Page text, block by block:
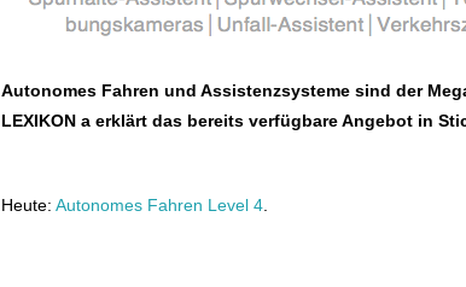
Autonomes Fahren und Assistenzsysteme sind der
LEXIKON a erklärt das bereits verfügbare Angebot in
Heute: Autonomes Fahren Level 4